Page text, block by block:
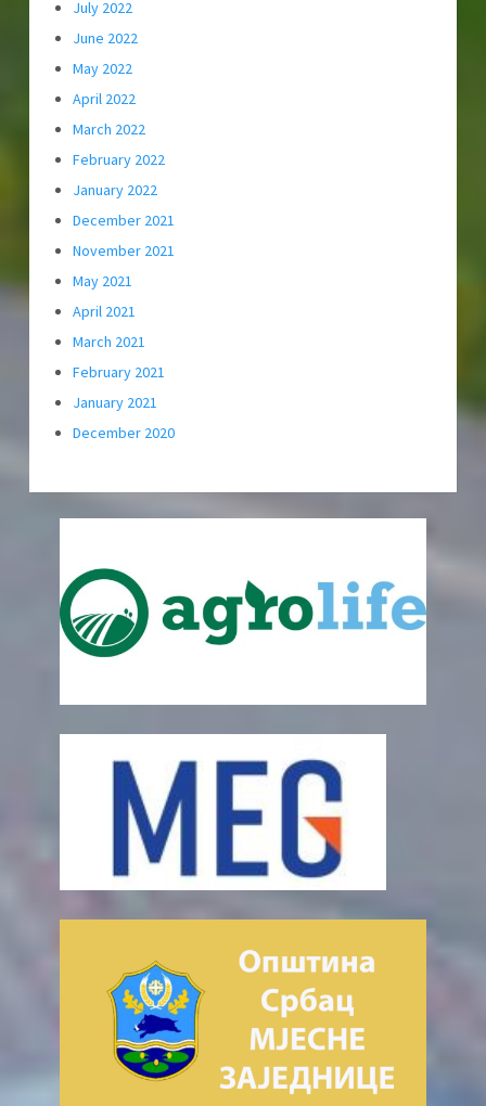
July 2022
June 2022
May 2022
April 2022
March 2022
February 2022
January 2022
December 2021
November 2021
May 2021
April 2021
March 2021
February 2021
January 2021
December 2020